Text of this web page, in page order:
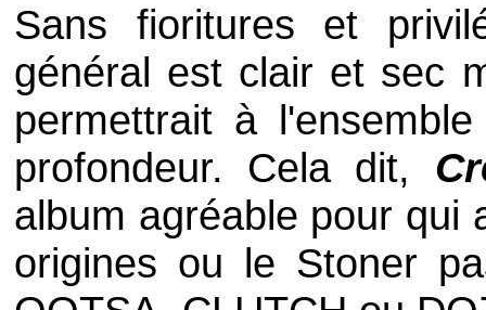
Sans fioritures et
général est clair et sec
permettrait à
profondeur. Cela dit,
album agréable pour qui
origines ou le Stoner